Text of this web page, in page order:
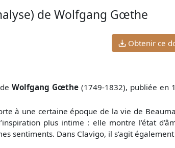
de Wolfgang Gœthe
Obtenir ce
Wolfgang Gœthe (1749-1832), publiée en
à une certaine époque de la vie de
plus intime : elle montre l’état
sentiments. Dans Clavigo, il s’agit